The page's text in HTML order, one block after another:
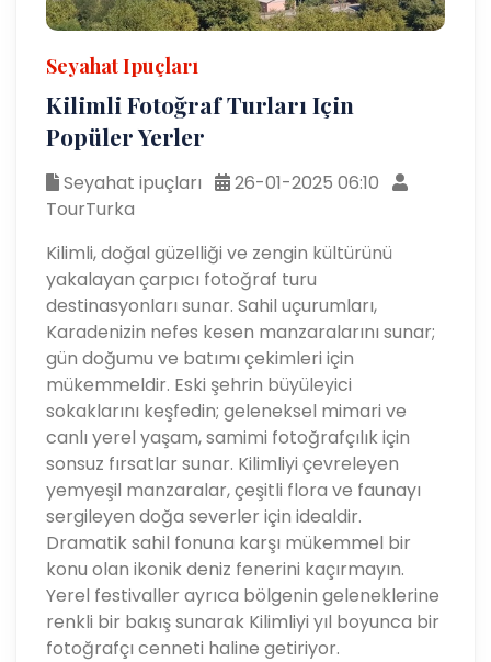
Seyahat Ipuçları
Kilimli Fotoğraf Turları Için
Popüler Yerler
Seyahat ipuçları
26-01-2025 06:10
TourTurka
Kilimli, doğal güzelliği ve zengin kültürünü
yakalayan çarpıcı fotoğraf turu
destinasyonları sunar. Sahil uçurumları,
Karadenizin nefes kesen manzaralarını sunar;
gün doğumu ve batımı çekimleri için
mükemmeldir. Eski şehrin büyüleyici
sokaklarını keşfedin; geleneksel mimari ve
canlı yerel yaşam, samimi fotoğrafçılık için
sonsuz fırsatlar sunar. Kilimliyi çevreleyen
yemyeşil manzaralar, çeşitli flora ve faunayı
sergileyen doğa severler için idealdir.
Dramatik sahil fonuna karşı mükemmel bir
konu olan ikonik deniz fenerini kaçırmayın.
Yerel festivaller ayrıca bölgenin geleneklerine
renkli bir bakış sunarak Kilimliyi yıl boyunca bir
fotoğrafçı cenneti haline getiriyor.